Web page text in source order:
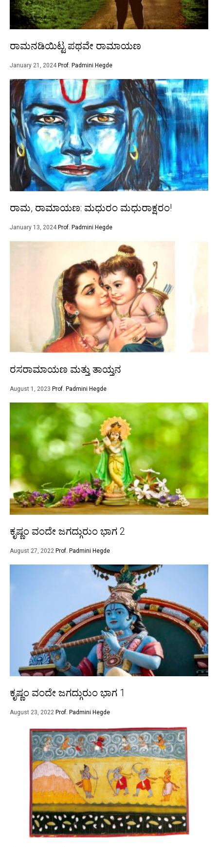
ರಾಮನಡಿಯಿಟ್ಟ ಪಥವೇ ರಾಮಾಯಣ
January 21, 2024 Prof. Padmini Hegde
ರಾಮ, ರಾಮಾಯಣ: ಮಧುರಂ ಮಧುರಾಕ್ಷರಂ!
January 13, 2024 Prof. Padmini Hegde
ರಸರಾಮಾಯಣ ಮತ್ತು ತಾಯ್ತನ
August 1, 2023 Prof. Padmini Hegde
ಕೃಷ್ಣಂ ವಂದೇ ಜಗದ್ಗುರುಂ ಭಾಗ 2
August 27, 2022 Prof. Padmini Hegde
ಕೃಷ್ಣಂ ವಂದೇ ಜಗದ್ಗುರುಂ ಭಾಗ 1
August 23, 2022 Prof. Padmini Hegde